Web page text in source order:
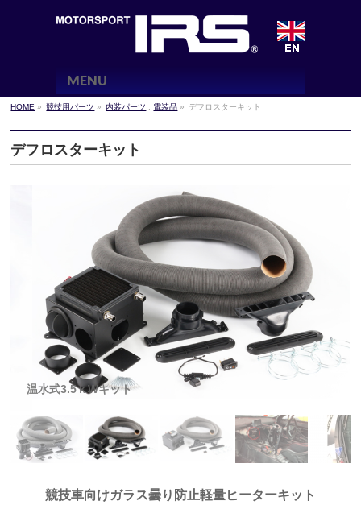
MENU
HOME » 競技用パーツ » 内装パーツ 電装品 » デフロスターキット
デフロスターキット
温水式3.5ｋWキット
競技車向けガラス曇り防止軽量ヒーターキット